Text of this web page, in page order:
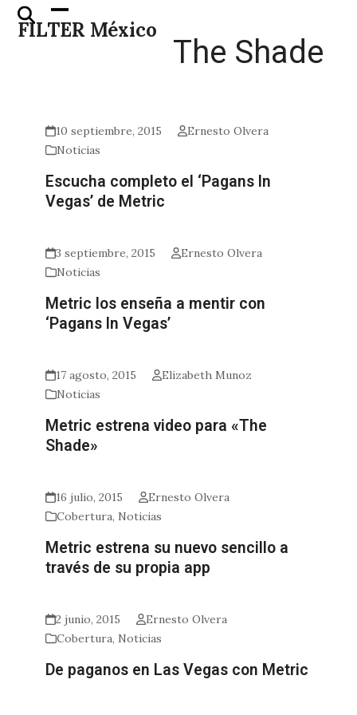
Skip
FILTER México
Open
mobile
Close
mobile
The Shade
10 septiembre, 2015
Ernesto Olvera
Noticias
Escucha completo el ‘Pagans In
Vegas’ de Metric
3 septiembre, 2015
Ernesto Olvera
Noticias
Metric los enseña a mentir con
‘Pagans In Vegas’
17 agosto, 2015
Elizabeth Munoz
Noticias
Metric estrena video para «The
Shade»
16 julio, 2015
Ernesto Olvera
Cobertura, Noticias
Metric estrena su nuevo sencillo a
través de su propia app
2 junio, 2015
Ernesto Olvera
Cobertura, Noticias
De paganos en Las Vegas con Metric